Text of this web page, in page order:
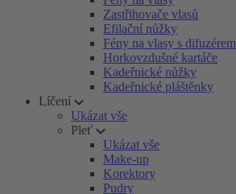
Zastřihovače vlasů
Efilační nůžky
Fény na vlasy s difuzérem
Horkovzdušné kartáče
Kadeřnické nůžky
Kadeřnické pláštěnky
Líčení
Ukázat vše
Pleť
Ukázat vše
Make-up
Korektory
Pudry